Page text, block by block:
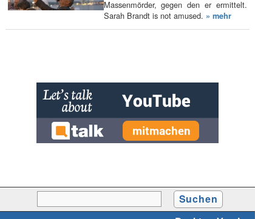
Massenmörder, gegen den er ermittelt.
Sarah Brandt is not amused. » mehr